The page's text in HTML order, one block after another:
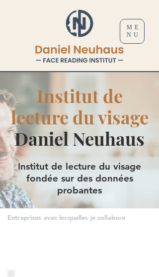
ME
NU
Institut de
lecture du visage
Daniel Neuhaus
Institut de lecture du visage
fondée sur des données
probantes
Entreprises avec lesquelles je collabore